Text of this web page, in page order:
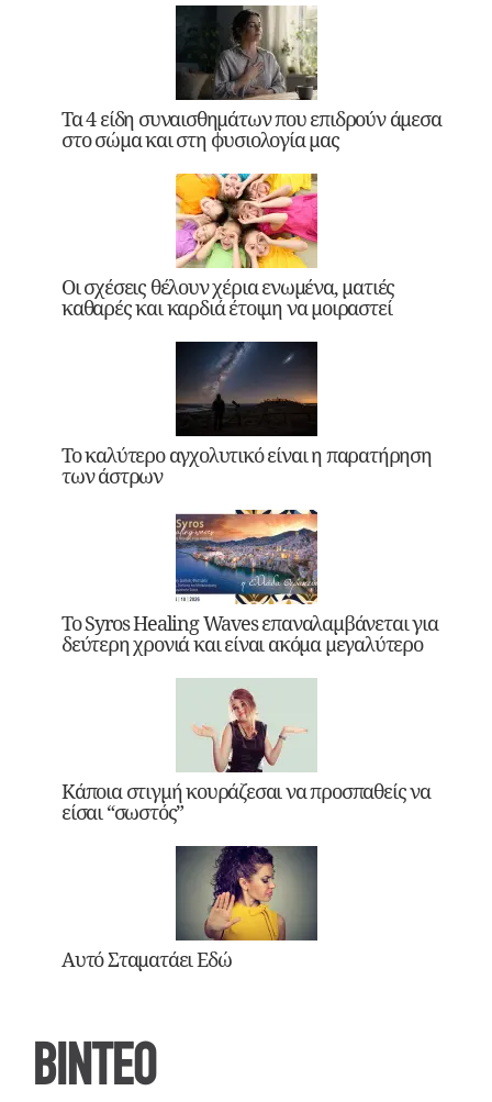
Τα 4 είδη συναισθημάτων που επιδρούν άμεσα
στο σώμα και στη φυσιολογία μας
Οι σχέσεις θέλουν χέρια ενωμένα, ματιές
καθαρές και καρδιά έτοιμη να μοιραστεί
Το καλύτερο αγχολυτικό είναι η παρατήρηση
των άστρων
Το Syros Healing Waves επαναλαμβάνεται για
δεύτερη χρονιά και είναι ακόμα μεγαλύτερο
Κάποια στιγμή κουράζεσαι να προσπαθείς να
είσαι “σωστός”
Αυτό Σταματάει Εδώ
ΒΙΝΤΕΟ